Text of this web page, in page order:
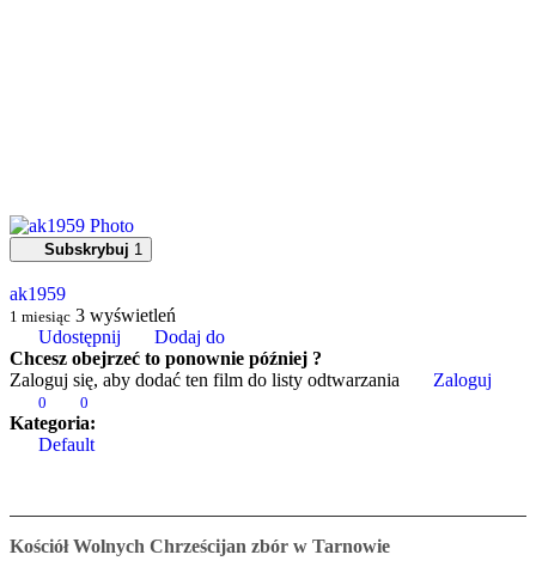
Subskrybuj 1
ak1959
1 miesiąc 3 wyświetleń
Udostępnij
Dodaj do
Chcesz obejrzeć to ponownie później ?
Zaloguj się, aby dodać ten film do listy odtwarzania
Zaloguj
0 0
Kategoria:
Default
Kościół Wolnych Chrześcijan zbór w Tarnowie